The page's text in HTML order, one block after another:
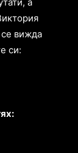
се вижда
си: